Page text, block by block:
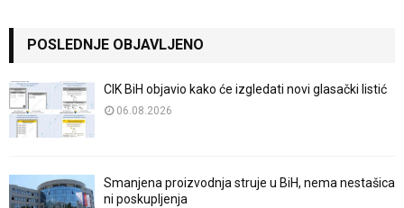
POSLEDNJE OBJAVLJENO
CIK BiH objavio kako će izgledati novi glasački listić
06.08.2026
Smanjena proizvodnja struje u BiH, nema nestašica
ni poskupljenja